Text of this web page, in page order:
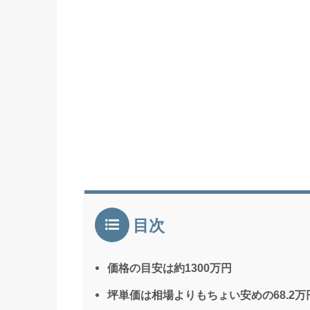
目次
価格の目安は約1300万円
坪単価は相場よりもちょい安めの68.2万